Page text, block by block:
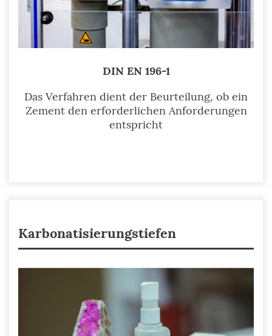
DIN EN 196-1
Das Verfahren dient der Beurteilung, ob ein
Zement den erforderlichen Anforderungen
entspricht
Karbonatisierungstiefen